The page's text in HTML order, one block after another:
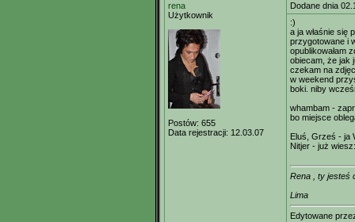
rena
Użytkownik
Postów: 655
Data rejestracji: 12.03.07
Dodane dnia
:)
a ja właśnie się
przygotowane i
opublikowałam
obiecam, że jak
czekam na
w weekend
boki. niby
whambam -
bo miejsce
Eluś, Grześ - ja
Nitjer - już
Rena , ty jesteś
Lima
Edytowane